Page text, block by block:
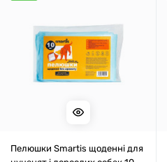
Пелюшки Smartis щоденні для